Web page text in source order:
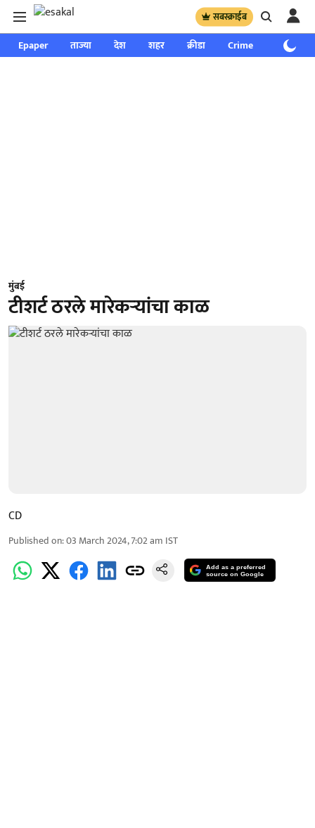
सबस्क्राईब
Epaper ताज्या देश शहर क्रीडा Crime साप्ताहिक
मुंबई
टीशर्ट ठरले मारेकऱ्यांचा काळ
CD
Published on:03 March 2024, 7:02 am IST
Add as a preferred
source on Google